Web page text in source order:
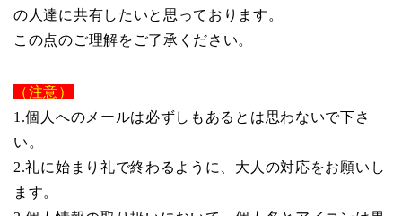
の人達に共有したいと思っております。
この点のご理解をご了承ください。
（注意）
1.個人へのメールは必ずしもあるとは思わないで下さ
い。
2.礼に始まり礼で終わるように、大人の対応をお願いし
ます。